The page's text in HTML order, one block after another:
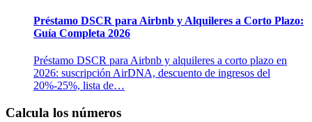
Préstamo DSCR para Airbnb y Alquileres a Corto Plazo:
Guía Completa 2026
Préstamo DSCR para Airbnb y alquileres a corto plazo en
2026: suscripción AirDNA, descuento de ingresos del
20%-25%, lista de…
Calcula los números